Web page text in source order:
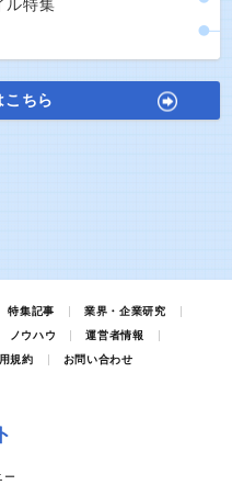
ル特集
こちら
特集記事
業界・企業研究
ノウハウ
運営者情報
規約 お問い合わせ
ー